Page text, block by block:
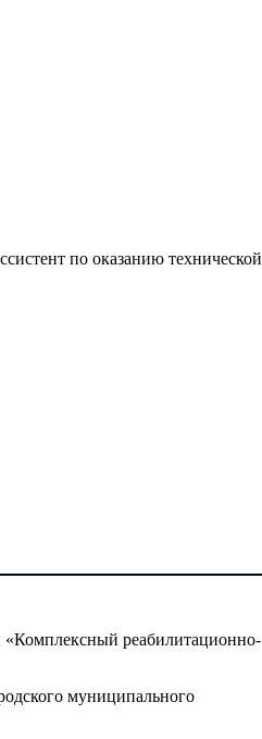
по оказанию технической
реабилитационно-
муниципального